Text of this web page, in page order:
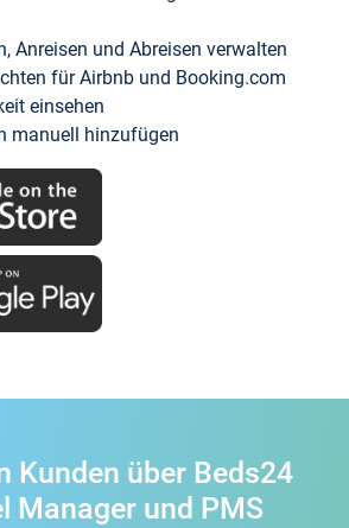
Anreisen und Abreisen verwalten
für Airbnb und Booking.com
einsehen
manuell hinzufügen
Kunden über Beds24
Manager und PMS